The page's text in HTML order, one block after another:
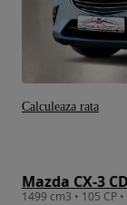
Mazda CX-3
Calculeaza rata